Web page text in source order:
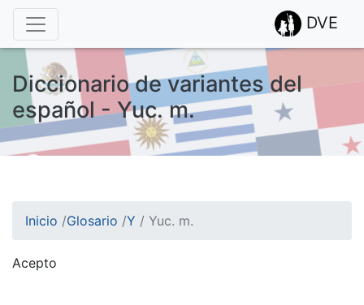
DVE
Diccionario de variantes del
español - Yuc. m.
Inicio /Glosario /Y / Yuc. m.
Acepto